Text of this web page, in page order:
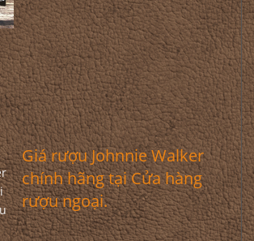
Giá rượu Johnnie Walker
chính hãng tại Cửa hàng
rượu ngoại.